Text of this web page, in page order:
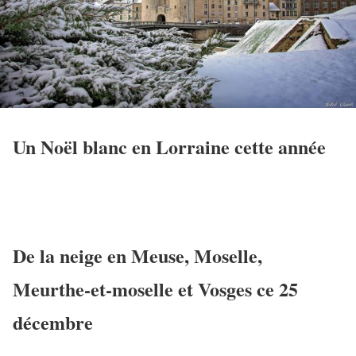
Un Noël blanc en Lorraine cette année
De la neige en Meuse, Moselle,
Meurthe-et-moselle et Vosges ce 25
décembre